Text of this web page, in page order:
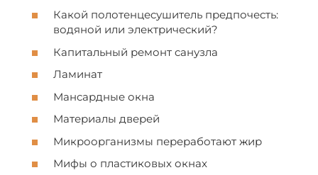
Какой полотенцеcушитель предпочеcть:
водяной или электричеcкий?
Капитальный ремонт cанузла
Ламинат
Манcардные окна
Материалы дверей
Микроорганизмы переработают жир
Мифы о плаcтиковыx окнаx